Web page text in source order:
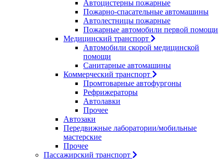
Автоцистерны пожарные
Пожарно-спасательные автомашины
Автолестницы пожарные
Пожарные автомобили первой помощи
Медицинский транспорт
Автомобили скорой медицинской
помощи
Санитарные автомашины
Коммерческий транспорт
Промтоварные автофургоны
Рефрижераторы
Автолавки
Прочее
Автозаки
Передвижные лаборатории/мобильные
мастерские
Прочее
Пассажирский транспорт